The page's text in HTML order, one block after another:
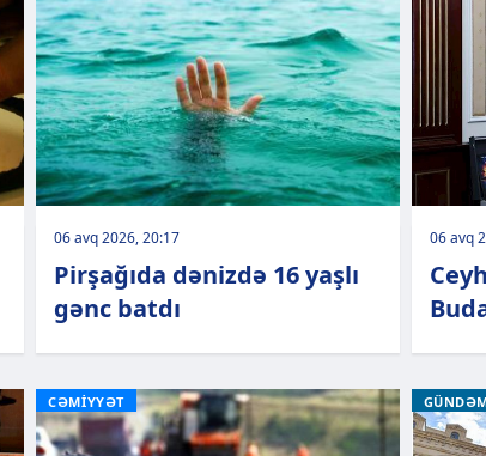
06 avq 2026, 20:17
Pirşağıda dənizdə 16 yaşlı
gənc batdı
06 avq
CƏMİYYƏT